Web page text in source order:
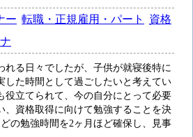
ー 転職・正規雇用・パート
資格
れる日々でしたが、子供が就寝後特に
した時間として過ごしたいと考えてい
役立てられて、今の自分にとって必要
、資格取得に向けて勉強することを決
の勉強時間を2ヶ月ほど確保し、見事